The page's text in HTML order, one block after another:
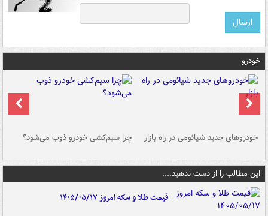
خودرو
خودروهای جدید شیائومی در راه بازار چرا سیم‌کشی خودرو ذوب می‌شود؟
این مطالب را از دست ندهید....
قیمت طلا و سکه امروز ۱۴۰۵/۰۵/۱۷